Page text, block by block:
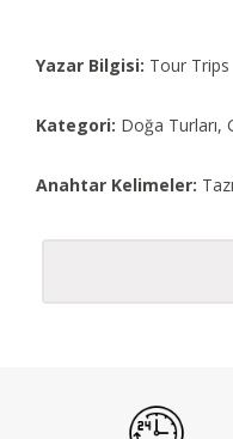
Yazar Bilgisi: Tour Trips
Kategori: Doğa Turları,
Anahtar Kelimeler: